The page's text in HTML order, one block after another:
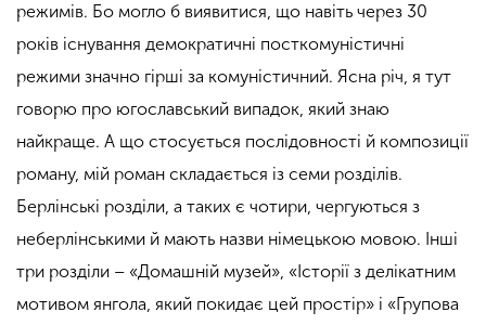
режимів. Бо могло б виявитися, що навіть через 30
років існування демократичні посткомуністичні
режими значно гірші за комуністичний. Ясна річ, я тут
говорю про югославський випадок, який знаю
найкраще. А що стосується послідовності й композиції
роману, мій роман складається із семи розділів.
Берлінські розділи, а таких є чотири, чергуються з
неберлінськими й мають назви німецькою мовою. Інші
три розділи – «Домашній музей», «Історії з делікатним
мотивом янгола, який покидає цей простір» і «Групова